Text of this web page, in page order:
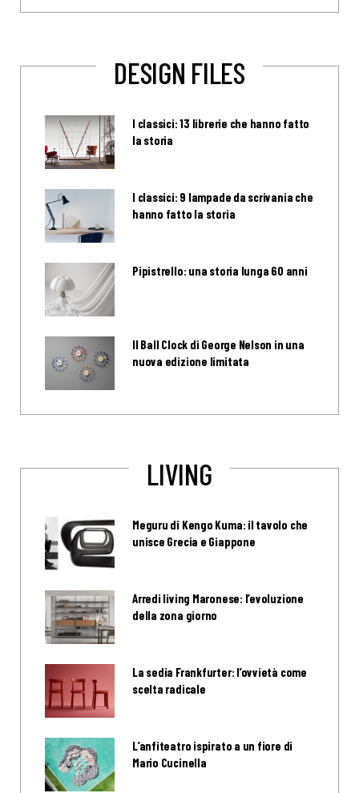
DESIGN FILES
I classici: 13 librerie che hanno fatto
la storia
I classici: 9 lampade da scrivania che
hanno fatto la storia
Pipistrello: una storia lunga 60 anni
Il Ball Clock di George Nelson in una
nuova edizione limitata
LIVING
Meguru di Kengo Kuma: il tavolo che
unisce Grecia e Giappone
Arredi living Maronese: l’evoluzione
della zona giorno
La sedia Frankfurter: l’ovvietà come
scelta radicale
L’anfiteatro ispirato a un fiore di
Mario Cucinella